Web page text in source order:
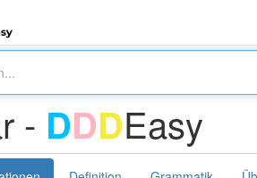
- DDDEasy